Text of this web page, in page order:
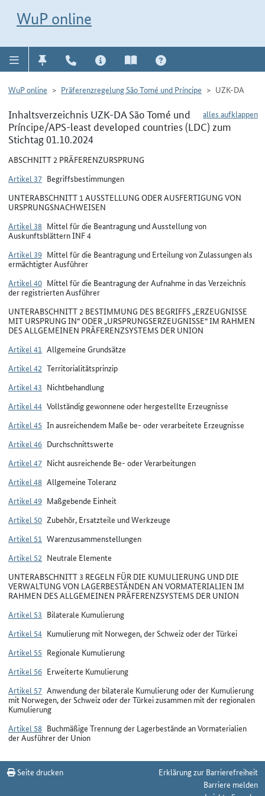
WuP online
WuP online Präferenzregelung São Tomé und Príncipe UZK-DA
alles aufklappen
Inhaltsverzeichnis UZK-DA São Tomé und
Príncipe/APS-least developed countries (LDC) zum
Stichtag 01.10.2024
ABSCHNITT 2 PRÄFERENZURSPRUNG
Artikel 37 Begriffsbestimmungen
UNTERABSCHNITT 1 AUSSTELLUNG ODER AUSFERTIGUNG VON
URSPRUNGSNACHWEISEN
Artikel 38 Mittel für die Beantragung und Ausstellung von
Auskunftsblättern INF 4
Artikel 39 Mittel für die Beantragung und Erteilung von Zulassungen als
ermächtigter Ausführer
Artikel 40 Mittel für die Beantragung der Aufnahme in das Verzeichnis
der registrierten Ausführer
UNTERABSCHNITT 2 BESTIMMUNG DES BEGRIFFS „ERZEUGNISSE
MIT URSPRUNG IN“ ODER „URSPRUNGSERZEUGNISSE“ IM RAHMEN
DES ALLGEMEINEN PRÄFERENZSYSTEMS DER UNION
Artikel 41 Allgemeine Grundsätze
Artikel 42 Territorialitätsprinzip
Artikel 43 Nichtbehandlung
Artikel 44 Vollständig gewonnene oder hergestellte Erzeugnisse
Artikel 45 In ausreichendem Maße be- oder verarbeitete Erzeugnisse
Artikel 46 Durchschnittswerte
Artikel 47 Nicht ausreichende Be- oder Verarbeitungen
Artikel 48 Allgemeine Toleranz
Artikel 49 Maßgebende Einheit
Artikel 50 Zubehör, Ersatzteile und Werkzeuge
Artikel 51 Warenzusammenstellungen
Artikel 52 Neutrale Elemente
UNTERABSCHNITT 3 REGELN FÜR DIE KUMULIERUNG UND DIE
VERWALTUNG VON LAGERBESTÄNDEN AN VORMATERIALIEN IM
RAHMEN DES ALLGEMEINEN PRÄFERENZSYSTEMS DER UNION
Artikel 53 Bilaterale Kumulierung
Artikel 54 Kumulierung mit Norwegen, der Schweiz oder der Türkei
Artikel 55 Regionale Kumulierung
Artikel 56 Erweiterte Kumulierung
Artikel 57 Anwendung der bilaterale Kumulierung oder der Kumulierung
mit Norwegen, der Schweiz oder der Türkei zusammen mit der regionalen
Kumulierung
Artikel 58 Buchmäßige Trennung der Lagerbestände an Vormaterialien
der Ausführer der Union
Seite drucken
Erklärung zur Barrierefreiheit
Barriere melden